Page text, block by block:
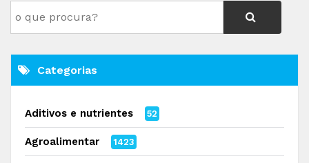
Categorias
Aditivos e nutrientes 52
Agroalimentar 1423